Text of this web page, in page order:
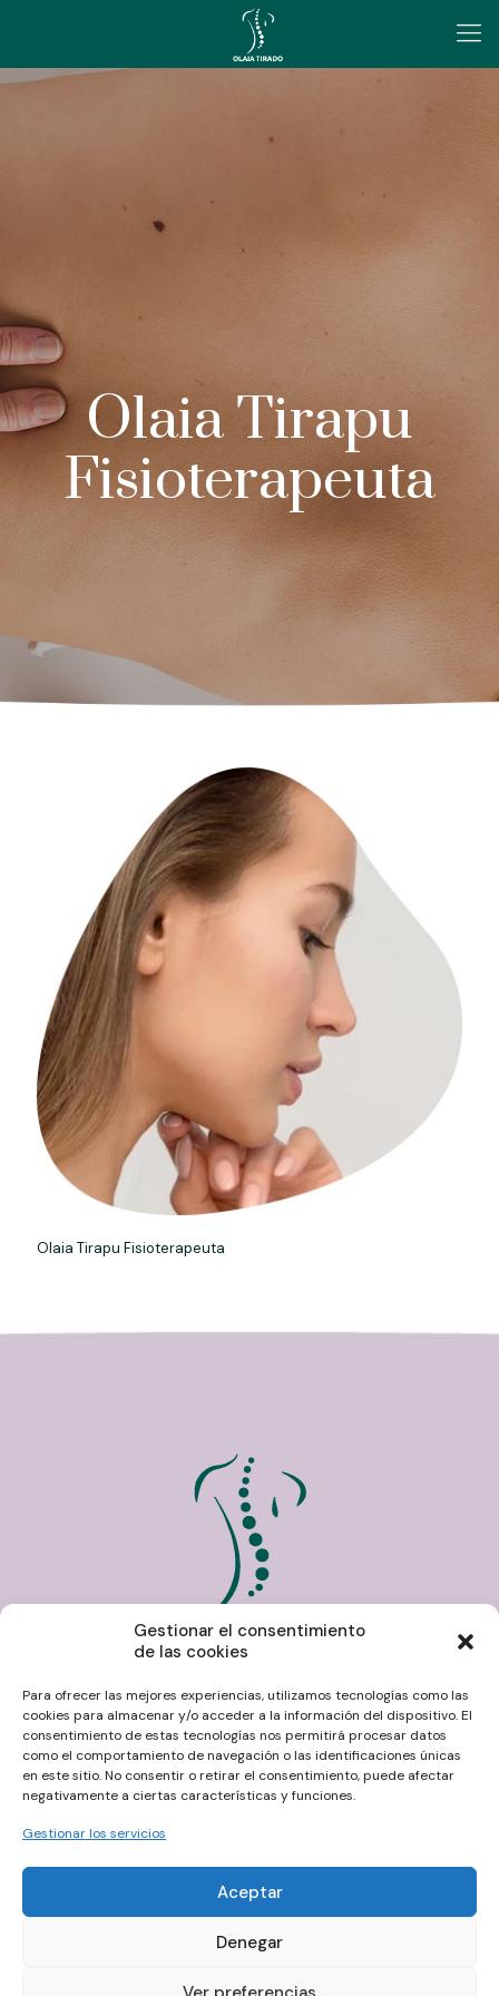
Gestionar el consentimiento
de las cookies
Para ofrecer las mejores experiencias, utilizamos tecnologías como las
cookies para almacenar y/o acceder a la información del dispositivo. El
consentimiento de estas tecnologías nos permitirá procesar datos
como el comportamiento de navegación o las identificaciones únicas
en este sitio. No consentir o retirar el consentimiento, puede afectar
negativamente a ciertas características y funciones.
Gestionar los servicios
Aceptar
Denegar
Olaia Tirapu
Fisioterapeuta
Olaia Tirapu Fisioterapeuta
INICIO· TERÁPIAS·OLAIA TIRADO·CONTACTA
Pide tu cita
Accesibilidad|Mapa Web